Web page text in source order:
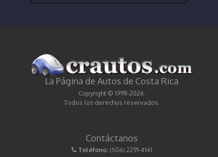
La Página de Autos de Costa Rica
Copyright © 1998-2026.
Todos los derechos reservados.
Contáctanos
Teléfono: (506) 2291-4141